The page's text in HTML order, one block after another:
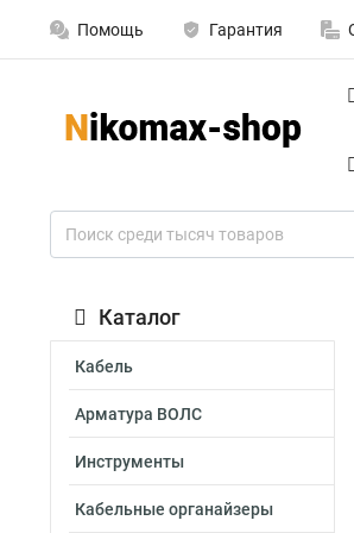
Помощь Гарантия
Каталог
Кабель
Арматура ВОЛС
Инструменты
Кабельные органайзеры